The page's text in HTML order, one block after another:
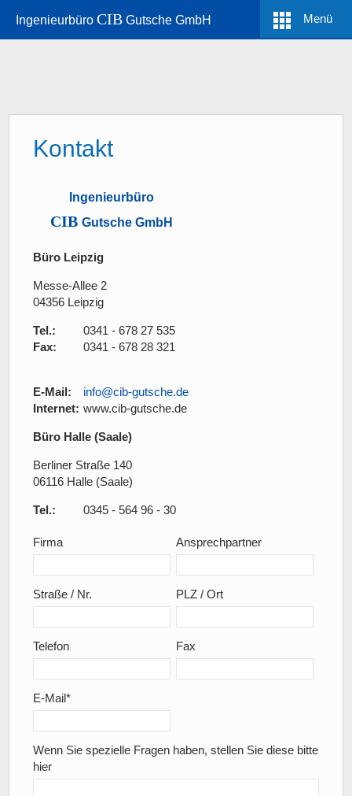
Kontakt
Ingenieurbüro
CIBGutsche GmbH
Büro Leipzig
Messe-Allee 2
04356 Leipzig
Tel.:
0341 - 678 27 535
Fax:
0341 - 678 28 321
E-Mail:
info@cib-gutsche.de
Internet: www.cib-gutsche.de
Büro Halle (Saale)
Berliner Straße 140
06116 Halle (Saale)
Tel.: 0345 - 564 96 - 30
Firma Ansprechpartner
Straße / Nr. PLZ / Ort
Telefon Fax
E-Mail*
Wenn Sie spezielle Fragen haben, stellen Sie diese bitte
hier
Ingenieurbüro CIB Gutsche GmbH Menü